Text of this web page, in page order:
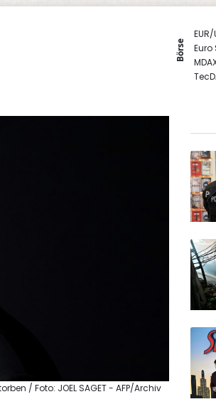
Börse
EUR/
Euro
/ Foto: JOEL SAGET - AFP/Archiv